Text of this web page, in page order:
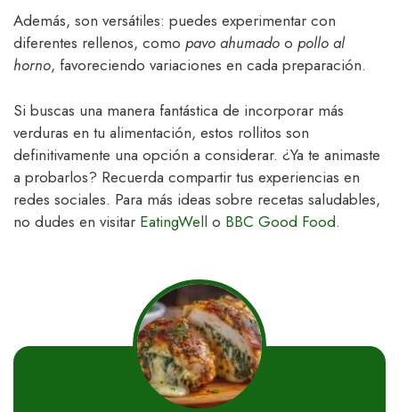
Además, son versátiles: puedes experimentar con
diferentes rellenos, como pavo ahumado o pollo al
horno, favoreciendo variaciones en cada preparación.
Si buscas una manera fantástica de incorporar más
verduras en tu alimentación, estos rollitos son
definitivamente una opción a considerar. ¿Ya te animaste
a probarlos? Recuerda compartir tus experiencias en
redes sociales. Para más ideas sobre recetas saludables,
no dudes en visitar EatingWell o BBC Good Food.